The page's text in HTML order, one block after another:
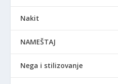
Nakit
NAMEŠTAJ
Nega i stilizovanje